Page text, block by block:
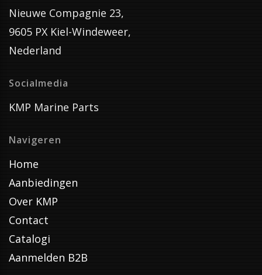
Nieuwe Compagnie 23,
9605 PX Kiel-Windeweer,
Nederland
Socialmedia
KMP Marine Parts
Navigeren
Home
Aanbiedingen
Over KMP
Contact
Catalogi
Aanmelden B2B